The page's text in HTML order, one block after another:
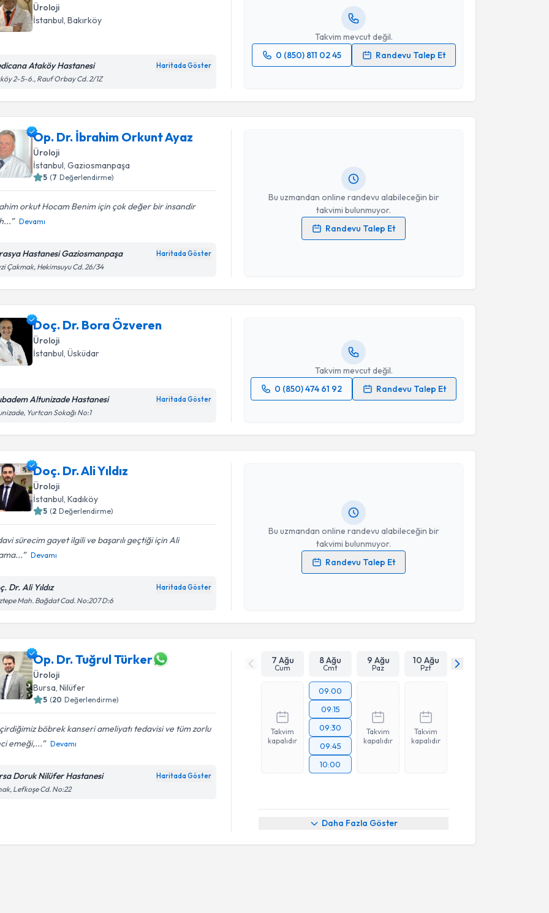
Üroloji
İstanbul, Bakırköy
Ataköy Hastanesi Haritada Göster
2-5-6., Rauf Orbay Cd. 2/1Z
Takvim mevcut değil.
0 (850) 811 02 45
Randevu Talep Et
işlenmesini kabul ediyorum.
Op. Dr. İbrahim Orkunt Ayaz
Üroloji
İstanbul, Gaziosmanpaşa
5 (7 Değerlendirme)
orkut Hocam Benim için çok değer bir insandir
Devamı
Hastanesi Gaziosmanpaşa Haritada Göster
Çakmak, Hekimsuyu Cd. 26/34
Bu uzmandan online randevu alabileceğin bir
takvimi bulunmuyor.
Randevu Talep Et
Randevu Takvimi Talebi
Op. Dr. İbrahim Orkunt Ayaz
Kişisel verilerimin işlenmesine ilişkinAydınlatma Metni
Takvim Talebini Gönder
Doç. Dr. Bora Özveren
Üroloji
İstanbul, Üsküdar
Altunizade Hastanesi Haritada Göster
Yurtcan Sokağı No:1
Takvim mevcut değil.
0 (850) 474 61 92
Randevu Talep Et
işlenmesini kabul ediyorum.
Doç. Dr. Ali Yıldız
Üroloji
İstanbul, Kadıköy
5 (2 Değerlendirme)
sürecim gayet ilgili ve başarılı geçtiği için Ali
Devamı
Dr. Ali Yıldız Haritada Göster
Mah. Bağdat Cad. No:207 D:6
Bu uzmandan online randevu alabileceğin bir
takvimi bulunmuyor.
Randevu Talep Et
Randevu Takvimi Talebi
Doç. Dr. Ali Yıldız
Kişisel verilerimin işlenmesine ilişkinAydınlatma Metni
Takvim Talebini Gönder
Op. Dr. Tuğrul Türker
Üroloji
Bursa, Nilüfer
5 (20 Değerlendirme)
böbrek kanseri ameliyatı tedavisi ve tüm zorlu
emeği,...
Devamı
Doruk Nilüfer Hastanesi Haritada Göster
Lefkoşe Cd. No:22
7 Ağu
Cum
8 Ağu
Cmt
9 Ağu
Paz
10 Ağu
Pzt
Takvim
kapalıdır
09:00
09:15
09:30
09:45
10:00
Takvim
kapalıdır
Takvim
kapalıdır
Daha Fazla Göster